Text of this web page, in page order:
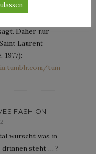
Daher nur
Laurent
1977):
FASHION
wurscht was in
drinnen steht … ?